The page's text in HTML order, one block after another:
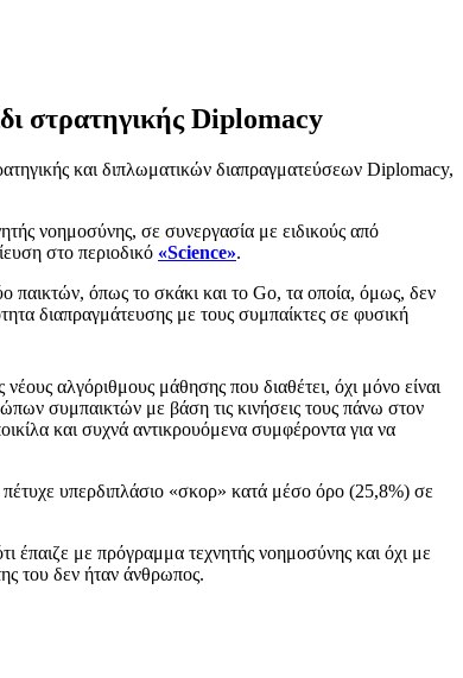
στρατηγικής Diplomacy
και διπλωματικών διαπραγματεύσεων Diplomacy,
νοημοσύνης, σε συνεργασία με ειδικούς από
στο περιοδικό «Science».
παικτών, όπως το σκάκι και το Go, τα οποία, όμως, δεν
διαπραγμάτευσης με τους συμπαίκτες σε φυσική
αλγόριθμους μάθησης που διαθέτει, όχι μόνο είναι
συμπαικτών με βάση τις κινήσεις τους πάνω στον
και συχνά αντικρουόμενα συμφέροντα για να
υπερδιπλάσιο «σκορ» κατά μέσο όρο (25,8%) σε
έπαιζε με πρόγραμμα τεχνητής νοημοσύνης και όχι με
του δεν ήταν άνθρωπος.